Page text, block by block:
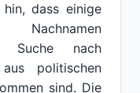
dass einige
Suche nach
politischen
sind. Die